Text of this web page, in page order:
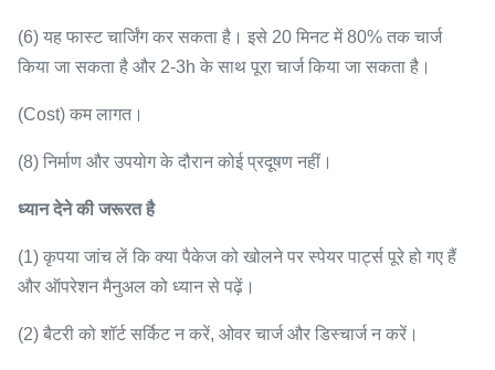
(6) यह फास्ट चार्जिंग कर सकता है। इसे 20 मिनट में 80% तक चार्ज
किया जा सकता है और 2-3h के साथ पूरा चार्ज किया जा सकता है।
(Cost) कम लागत।
(8) निर्माण और उपयोग के दौरान कोई प्रदूषण नहीं।
ध्यान देने की जरूरत है
(1) कृपया जांच लें कि क्या पैकेज को खोलने पर स्पेयर पार्ट्स पूरे हो गए हैं
और ऑपरेशन मैनुअल को ध्यान से पढ़ें।
(2) बैटरी को शॉर्ट सर्किट न करें, ओवर चार्ज और डिस्चार्ज न करें।